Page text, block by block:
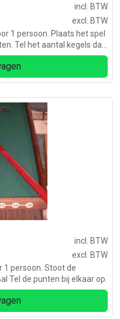
incl. BTW
excl. BTW
1 persoon. Plaats het spel
Tel het aantal kegels dat
incl. BTW
excl. BTW
1 persoon. Stoot de
Tel de punten bij elkaar op.